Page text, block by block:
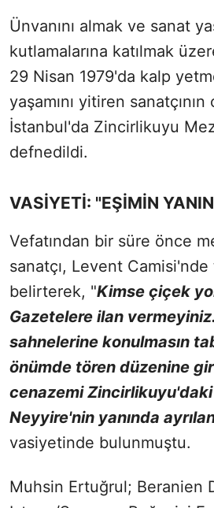
Ünvanını almak ve sanat
kutlamalarına katılmak
29 Nisan 1979'da kalp
yaşamını yitiren
İstanbul'da Zincirlikuyu
defnedildi.
VASİYETİ: "EŞİMİN
Vefatından bir süre önce
sanatçı, Levent
belirterek, "Kimse çiçek
Gazetelere ilan
sahnelerine konulmasın
önümde tören düzenine
cenazemi
Neyyire'nin yanında
vasiyetinde bulunmuştu.
Muhsin Ertuğrul; Beranien